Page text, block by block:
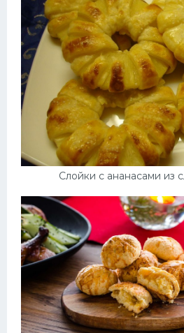
Слойки с ананасами из